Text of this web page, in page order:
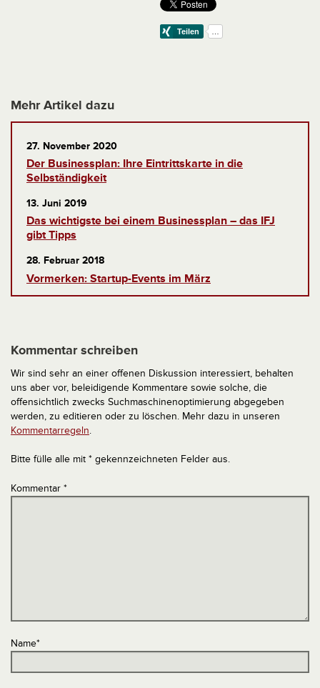
Mehr Artikel dazu
27. November 2020
Der Businessplan: Ihre Eintrittskarte in die
Selbständigkeit
13. Juni 2019
Das wichtigste bei einem Businessplan – das IFJ
gibt Tipps
28. Februar 2018
Vormerken: Startup-Events im März
Kommentar schreiben
Wir sind sehr an einer offenen Diskussion interessiert, behalten
uns aber vor, beleidigende Kommentare sowie solche, die
offensichtlich zwecks Suchmaschinenoptimierung abgegeben
werden, zu editieren oder zu löschen. Mehr dazu in unseren
Kommentarregeln.
Bitte fülle alle mit * gekennzeichneten Felder aus.
Kommentar *
Name*